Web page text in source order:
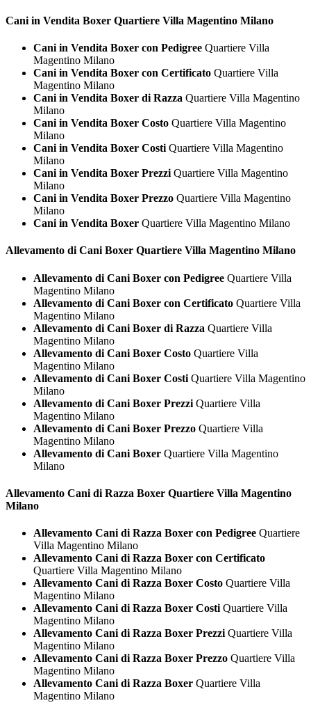
Cani in Vendita Boxer Quartiere Villa Magentino Milano
Cani in Vendita Boxer con Pedigree Quartiere Villa
Magentino Milano
Cani in Vendita Boxer con Certificato Quartiere Villa
Magentino Milano
Cani in Vendita Boxer di Razza Quartiere Villa Magentino
Milano
Cani in Vendita Boxer Costo Quartiere Villa Magentino
Milano
Cani in Vendita Boxer Costi Quartiere Villa Magentino
Milano
Cani in Vendita Boxer Prezzi Quartiere Villa Magentino
Milano
Cani in Vendita Boxer Prezzo Quartiere Villa Magentino
Milano
Cani in Vendita Boxer Quartiere Villa Magentino Milano
Allevamento di Cani Boxer Quartiere Villa Magentino Milano
Allevamento di Cani Boxer con Pedigree Quartiere Villa
Magentino Milano
Allevamento di Cani Boxer con Certificato Quartiere Villa
Magentino Milano
Allevamento di Cani Boxer di Razza Quartiere Villa
Magentino Milano
Allevamento di Cani Boxer Costo Quartiere Villa
Magentino Milano
Allevamento di Cani Boxer Costi Quartiere Villa Magentino
Milano
Allevamento di Cani Boxer Prezzi Quartiere Villa
Magentino Milano
Allevamento di Cani Boxer Prezzo Quartiere Villa
Magentino Milano
Allevamento di Cani Boxer Quartiere Villa Magentino
Milano
Allevamento Cani di Razza Boxer Quartiere Villa Magentino
Milano
Allevamento Cani di Razza Boxer con Pedigree Quartiere
Villa Magentino Milano
Allevamento Cani di Razza Boxer con Certificato
Quartiere Villa Magentino Milano
Allevamento Cani di Razza Boxer Costo Quartiere Villa
Magentino Milano
Allevamento Cani di Razza Boxer Costi Quartiere Villa
Magentino Milano
Allevamento Cani di Razza Boxer Prezzi Quartiere Villa
Magentino Milano
Allevamento Cani di Razza Boxer Prezzo Quartiere Villa
Magentino Milano
Allevamento Cani di Razza Boxer Quartiere Villa
Magentino Milano